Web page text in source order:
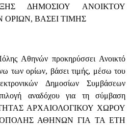
ΔΗΜΟΣΙΟΥ ΑΝΟΙΚΤΟΥ
ΒΑΣΕΙ ΤΙΜΗΣ
Αθηνών προκηρύσσει Ανοικτό
των ορίων, βάσει τιμής, μέσω του
Δημοσίων Συμβάσεων
αναδόχου για τη σύμβαση
ΑΡΧΑΙΟΛΟΓΙΚΟΥ ΧΩΡΟΥ
ΑΘΗΝΩΝ ΓΙΑ ΤΑ ΕΤΗ